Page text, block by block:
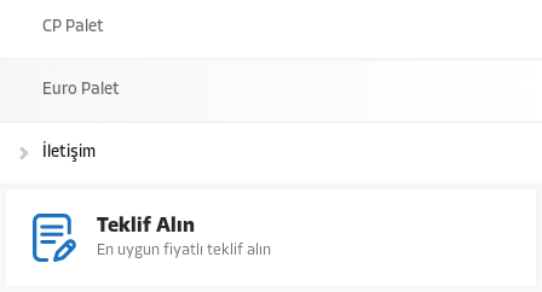
CP Palet
Euro Palet
İletişim
Teklif Alın
En uygun fiyatlı teklif alın